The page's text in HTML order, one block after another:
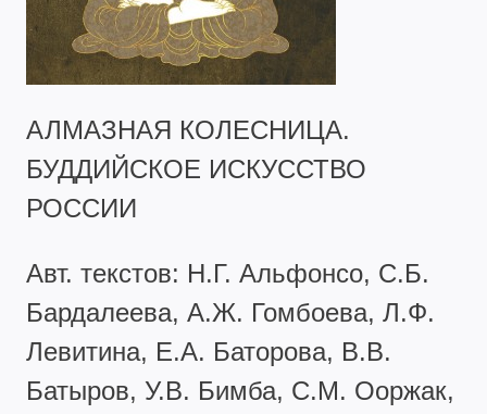
АЛМАЗНАЯ КОЛЕСНИЦА.
БУДДИЙСКОЕ ИСКУССТВО
РОССИИ
Авт. текстов: Н.Г. Альфонсо, С.Б.
Бардалеева, А.Ж. Гомбоева, Л.Ф.
Левитина, Е.А. Баторова, В.В.
Батыров, У.В. Бимба, С.М. Ооржак,